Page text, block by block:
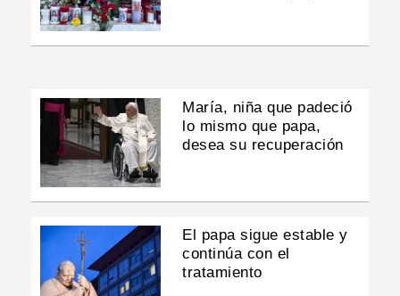
María, niña que padeció
lo mismo que papa,
desea su recuperación
El papa sigue estable y
continúa con el
tratamiento